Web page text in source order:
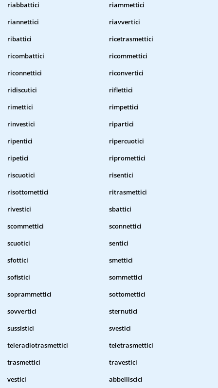
riabbattici
riammettici
riannettici
riavvertici
ribattici
ricetrasmettici
ricombattici
ricommettici
riconnettici
riconvertici
ridiscutici
riflettici
rimettici
rimpettici
rinvestici
ripartici
ripentici
ripercuotici
ripetici
ripromettici
riscuotici
risentici
risottomettici
ritrasmettici
rivestici
sbattici
scommettici
sconnettici
scuotici
sentici
sfottici
smettici
sofistici
sommettici
soprammettici
sottomettici
sovvertici
sternutici
sussistici
svestici
teleradiotrasmettici
teletrasmettici
trasmettici
travestici
vestici
abbelliscici